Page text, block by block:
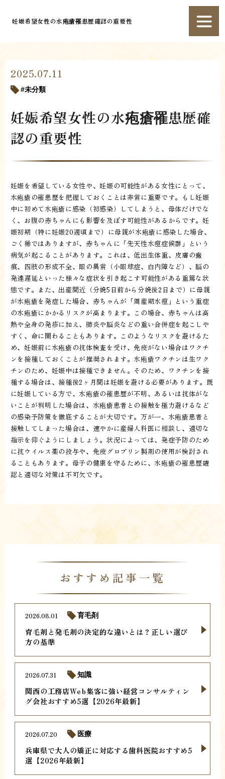
妊娠希望女性の水疱瘡罹患歴確認の重要性
2025.07.11
未分類
妊娠希望女性の水疱瘡罹患歴確
認の重要性
妊娠を希望している女性や、妊娠の可能性がある女性にとって、
水疱瘡の罹患歴を把握しておくことは非常に重要です。もし妊娠
中に初めて水疱瘡に感染（初感染）してしまうと、母体だけでな
く、お腹の赤ちゃんにも影響を及ぼす可能性があるからです。妊
娠初期（特に妊娠20週頃まで）に母親が水疱瘡に感染した場合、
ごく稀ではありますが、赤ちゃんに「先天性水痘症候群」という
病気が起こることがあります。これは、低出生体重、皮膚の瘢
痕、四肢の形成不全、眼の異常（小眼球症、白内障など）、脳の
発達遅延といった様々な症状を引き起こす可能性がある重篤な状
態です。また、出産間近（分娩5日前から分娩後2日まで）に母親
が水疱瘡を発症した場合、赤ちゃんが「周産期水痘」という重症
の水疱瘡にかかるリスクが高まります。この場合、赤ちゃんは高
熱や全身の発疹に加え、肺炎や脳炎などの重い合併症を起こしや
すく、命に関わることもあります。このようなリスクを避けるた
め、妊娠前に水疱瘡の抗体検査を受け、免疫がない場合はワクチ
ンを接種しておくことが推奨されます。水疱瘡ワクチンは生ワク
チンのため、妊娠中は接種できません。そのため、ワクチンを接
種する場合は、接種後2ヶ月間は妊娠を避ける必要があります。既
に妊娠している方で、水疱瘡の罹患歴が不明、あるいは抗体がな
いことが判明した場合は、水疱瘡患者との接触を極力避けるなど
の感染予防策を徹底することが大切です。万が一、水疱瘡患者と
接触してしまった場合は、速やかに産婦人科医に相談し、適切な
指示を仰ぐようにしましょう。状況によっては、発症予防のため
に抗ウイルス薬の投与や、免疫グロブリン製剤の使用が検討され
ることもあります。母子の健康を守るために、水疱瘡の罹患歴確
認と適切な対策は不可欠です。
おすすめ記事一覧
育毛剤と発毛剤の決定的な違いとは？正しい選び
方の基準
2026.08.01 育毛剤
関西の工務店Web集客に強い経営コンサルティン
グ会社おすすめ5選【2026年最新】
2026.07.31 知識
兵庫県で大人の矯正に対応する歯科医院おすすめ5
選【2026年最新】
2026.07.20 医療